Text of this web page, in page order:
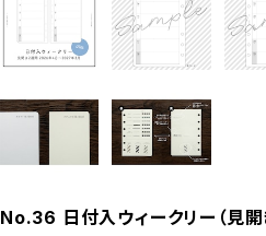
No.36 日付入ウィークリー（見開